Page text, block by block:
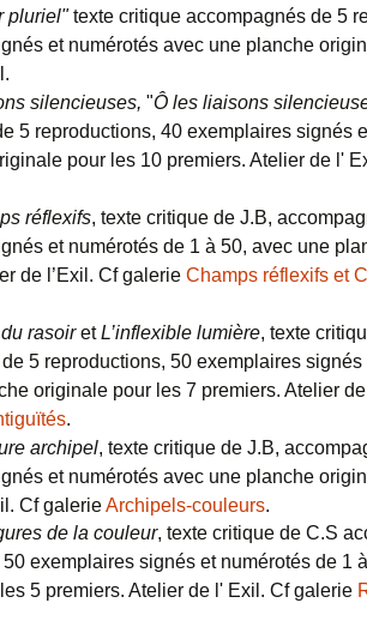
pluriel"texte critique accompagnés de 5
et numérotés avec une planche
silencieuses, "Ô les liaisons
5 reproductions, 40 exemplaires signés
pour les 10 premiers. Atelier de l'
réflexifs, texte critique de J.B,
et numérotés de 1 à 50, avec une
de l’Exil. Cf galerie Champs réflexifs et
rasoiretL’inflexible lumière, texte
5 reproductions, 50 exemplaires signés
originale pour les 7 premiers. Atelier
.
archipel, texte critique de J.B,
et numérotés avec une planche
Cf galerieArchipels-couleurs.
de la couleur, texte critique de C.S
exemplaires signés et numérotés de 1
5 premiers. Atelier de l' Exil. Cf galerie